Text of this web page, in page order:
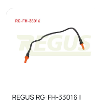
REGUS RG-FH-33016 |